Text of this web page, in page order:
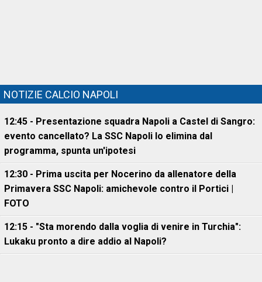
NOTIZIE CALCIO NAPOLI
12:45 - Presentazione squadra Napoli a Castel di Sangro:
evento cancellato? La SSC Napoli lo elimina dal
programma, spunta un'ipotesi
12:30 - Prima uscita per Nocerino da allenatore della
Primavera SSC Napoli: amichevole contro il Portici |
FOTO
12:15 - "Sta morendo dalla voglia di venire in Turchia":
Lukaku pronto a dire addio al Napoli?